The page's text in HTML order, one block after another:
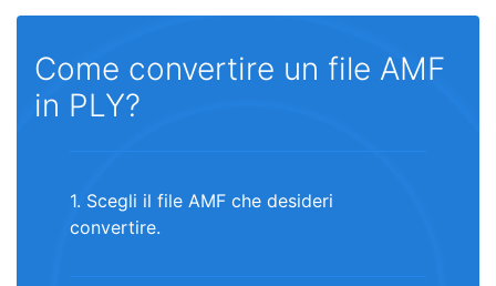
Come convertire un file AMF
in PLY?
1. Scegli il file AMF che desideri
convertire.